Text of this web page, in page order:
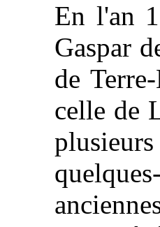
En l'an
Gaspar
de
celle de